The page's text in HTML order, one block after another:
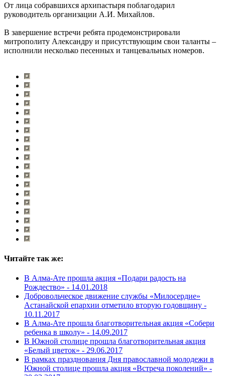
От лица собравшихся архипастыря поблагодарил
руководитель организации А.И. Михайлов.
В завершение встречи ребята продемонстрировали
митрополиту Александру и присутствующим свои таланты –
исполнили несколько песенных и танцевальных номеров.
Читайте так же:
В Алма-Ате прошла акция «Подари радость на
Рождество» - 14.01.2018
Добровольческое движение службы «Милосердие»
Астанайской епархии отметило вторую годовщину -
10.11.2017
В Алма-Ате прошла благотворительная акция «Собери
ребенка в школу» - 14.09.2017
В Южной столице прошла благотворительная акция
«Белый цветок» - 29.06.2017
В рамках празднования Дня православной молодежи в
Южной столице прошла акция «Встреча поколений» -